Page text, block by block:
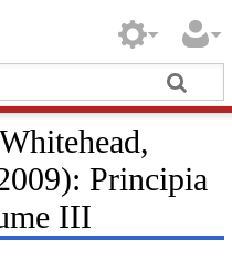
Principia
III